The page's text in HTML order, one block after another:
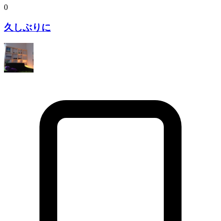
0
久しぶりに